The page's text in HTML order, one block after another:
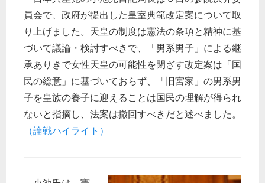
員会で、政府が提出した皇室典範改定案について取
り上げました。天皇の制度は憲法の条項と精神に基
づいて議論・検討すべきで、「男系男子」による継
承ありきで女性天皇の可能性を閉ざす改定案は「国
民の総意」に基づいておらず、「旧宮家」の男系男
子を皇族の養子に迎えることは国民の理解が得られ
ないと指摘し、法案は撤回すべきだと述べました。
（論戦ハイライト）